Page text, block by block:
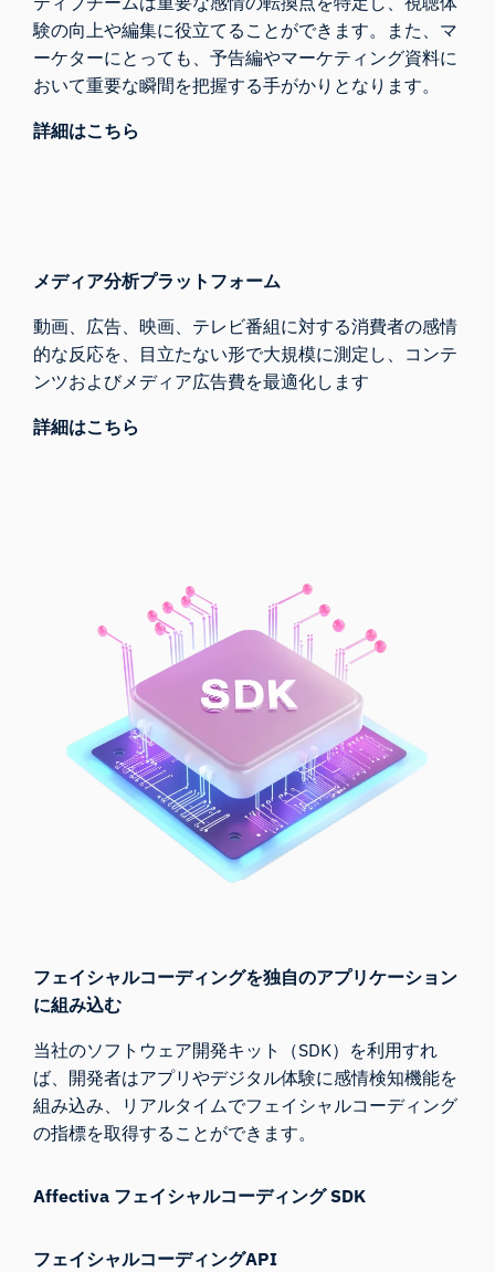
験の向上や編集に役立てることができます。また、マ
ーケターにとっても、予告編やマーケティング資料に
おいて重要な瞬間を把握する手がかりとなります。
詳細はこちら
メディア分析プラットフォーム
動画、広告、映画、テレビ番組に対する消費者の感情
的な反応を、目立たない形で大規模に測定し、コンテ
ンツおよびメディア広告費を最適化します
詳細はこちら
フェイシャルコーディングを独自のアプリケーション
に組み込む
当社のソフトウェア開発キット（SDK）を利用すれ
ば、開発者はアプリやデジタル体験に感情検知機能を
組み込み、リアルタイムでフェイシャルコーディング
の指標を取得することができます。
Affectiva フェイシャルコーディング SDK
フェイシャルコーディングAPI